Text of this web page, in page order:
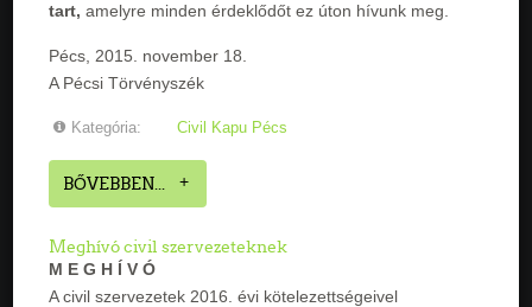
tart,amelyre minden érdeklődőt ez úton hívunk meg.
Pécs, 2015. november 18.
A Pécsi Törvényszék
Kategória: Civil Kapu Pécs
BŐVEBBEN...
Meghívó civil szervezeteknek
M E G H Í V Ó
A civil szervezetek 2016. évi kötelezettségeivel